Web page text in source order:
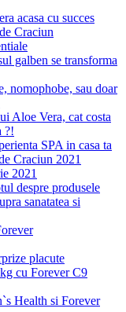
acasa cu succes
Craciun
galben se transforma
nomophobe, sau doar
Aloe Vera, cat costa
?!
SPA in casa ta
Craciun 2021
2021
despre produsele
sanatatea si
placute
cu Forever C9
Health si Forever